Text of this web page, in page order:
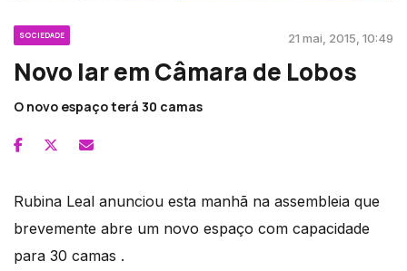
SOCIEDADE 21 mai, 2015, 10:49
Novo lar em Câmara de Lobos
O novo espaço terá 30 camas
Rubina Leal anunciou esta manhã na assembleia que
brevemente abre um novo espaço com capacidade
para 30 camas .